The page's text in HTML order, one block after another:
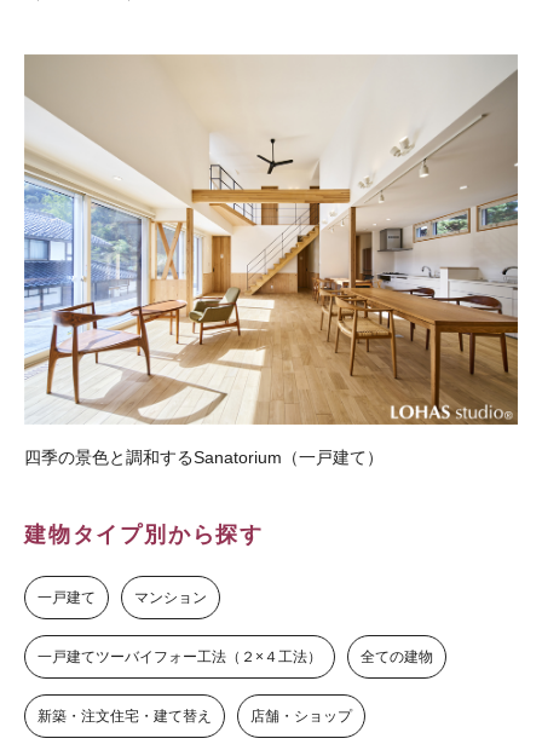
四季の景色と調和するSanatorium（一戸建て）
建物タイプ別から探す
一戸建て マンション
一戸建てツーバイフォー工法（２×４工法） 全ての建物
新築・注文住宅・建て替え 店舗・ショップ